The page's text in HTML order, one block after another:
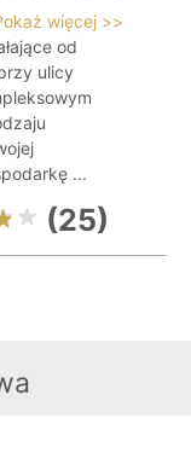
więcej >>
od
ulicy
...
(25)